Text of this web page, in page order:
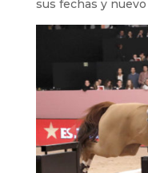
sus fechas y